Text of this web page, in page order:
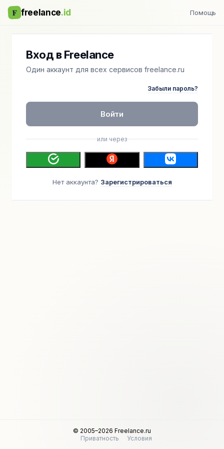
F freelance.id Помощь
Вход в Freelance
Один аккаунт для всех сервисов freelance.ru
Забыли пароль?
Войти
или через
Нет аккаунта? Зарегистрироваться
© 2005–2026 Freelance.ru
Приватность
Условия